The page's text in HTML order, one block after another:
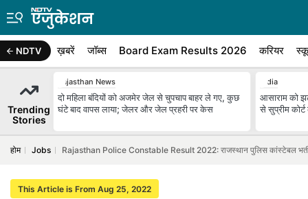
NDTV ख़बरें जॉब्स Board Exam Results 2026 करियर
Trending
Stories
Rajasthan News
दो मह‍िला बंद‍ियों को अजमेर जेल से चुपचाप बाहर ले गए, कुछ
घंटे बाद वापस लाया; जेलर और जेल प्रहरी पर केस
India
आसाराम को
से सुप्रीम
होम Jobs Rajasthan Police Constable Result 2022: राजस्थान पुलिस कांस्टेबल भर्ती
This Article is From Aug 25, 2022